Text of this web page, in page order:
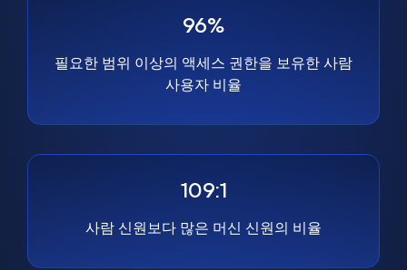
96%
필요한 범위 이상의 액세스 권한을 보유한 사람
사용자 비율
109:1
사람 신원보다 많은 머신 신원의 비율